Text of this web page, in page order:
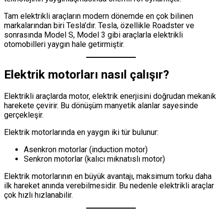
Tam elektrikli araçların modern dönemde en çok bilinen
markalarından biri Tesla’dır. Tesla, özellikle Roadster ve
sonrasında Model S, Model 3 gibi araçlarla elektrikli
otomobilleri yaygın hale getirmiştir.
Elektrik motorları nasıl çalışır?
Elektrikli araçlarda motor, elektrik enerjisini doğrudan mekanik
harekete çevirir. Bu dönüşüm manyetik alanlar sayesinde
gerçekleşir.
Elektrik motorlarında en yaygın iki tür bulunur:
Asenkron motorlar (induction motor)
Senkron motorlar (kalıcı mıknatıslı motor)
Elektrik motorlarının en büyük avantajı, maksimum torku daha
ilk hareket anında verebilmesidir. Bu nedenle elektrikli araçlar
çok hızlı hızlanabilir.